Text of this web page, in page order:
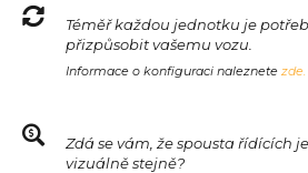
Téměř každou jednotku je
přizpůsobit vašemu vozu.
Informace o konfiguraci naleznete zde.
Zdá se vám, že spousta řídících
vizuálně stejně?